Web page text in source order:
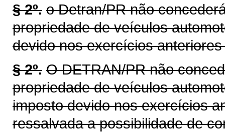
§ 2º. o Detran/PR não
propriedade de veículos
devido nos exercícios
§ 2º. O DETRAN/PR não
propriedade de veículos
imposto devido nos exercícios
ressalvada a possibilidade de